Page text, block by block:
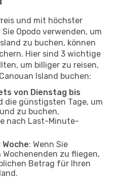
und mit höchster
Opodo verwenden, um
zu buchen, können
Hier sind 3 wichtige
um billiger zu reisen,
Island buchen:
von Dienstag bis
die günstigsten Tage, um
zu buchen,
nach Last-Minute-
: Wenn Sie
zu fliegen,
Betrag für Ihren